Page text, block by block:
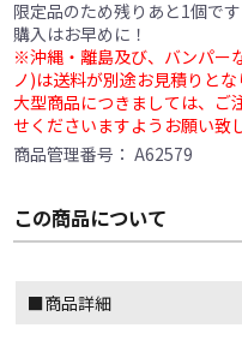
限定品のため残りあと1個で
購入はお早めに！
※沖縄・離島及び、バンパー
ノ)は送料が別途お見積りとな
大型商品につきましては、ご
せくださいますようお願い致
商品管理番号：A62579
この商品について
■商品詳細